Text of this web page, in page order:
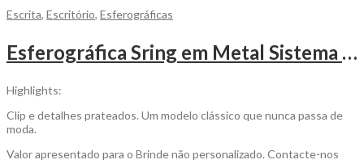
Escrita, Escritório, Esferográficas
Esferográfica Sring em Metal Sistema Pulsar para Personalizar
Highlights:
Clip e detalhes prateados. Um modelo clássico que nunca passa de
moda.
Valor apresentado para o Brinde não personalizado. Contacte-nos